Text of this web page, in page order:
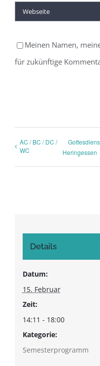
Meinen Namen,
für zukünftige
AC / BC / DC /
WC
Heringessen
Details
Datum:
15. Februar
Zeit:
14:11 - 18:00
Kategorie:
Semesterprogramm